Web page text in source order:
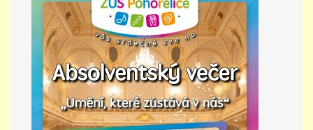
PŘÍMĚSTSKÝ TÁBOR
MISS VÝTVARNÝ MODEL
ZAMĚSTNÁNÍ